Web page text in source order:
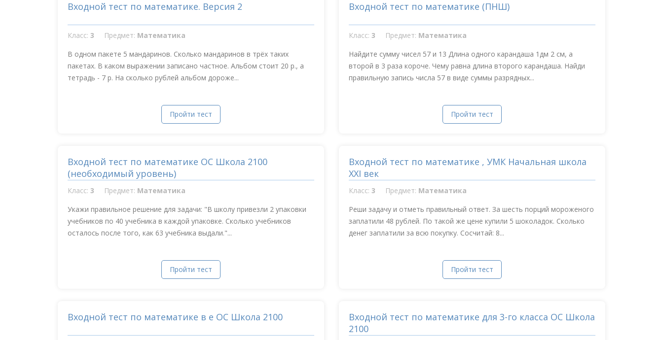
Входной тест по математике. Версия 2
Класс: 3 Предмет: Математика
В одном пакете 5 мандаринов. Сколько мандаринов в трёх таких
пакетах. В каком выражении записано частное. Альбом стоит 20 р., а
тетрадь - 7 р. На сколько рублей альбом дороже...
Пройти тест
Входной тест по математике (ПНШ)
Класс: 3 Предмет: Математика
Найдите сумму чисел 57 и 13 Длина одного карандаша 1дм 2 см, а
второй в 3 раза короче. Чему равна длина второго карандаша. Найди
правильную запись числа 57 в виде суммы разрядных...
Пройти тест
Входной тест по математике ОС Школа 2100
(необходимый уровень)
Класс: 3 Предмет: Математика
Укажи правильное решение для задачи: "В школу привезли 2 упаковки
учебников по 40 учебника в каждой упаковке. Сколько учебников
осталось после того, как 63 учебника выдали."...
Пройти тест
Входной тест по математике , УМК Начальная школа
XXI век
Класс: 3 Предмет: Математика
Реши задачу и отметь правильный ответ. За шесть порций мороженого
заплатили 48 рублей. По такой же цене купили 5 шоколадок. Сколько
денег заплатили за всю покупку. Сосчитай: 8...
Пройти тест
Входной тест по математике в е ОС Школа 2100
Входной тест по математике для 3-го класса ОС Школа
2100